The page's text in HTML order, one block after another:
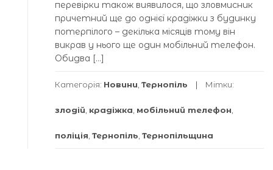
перевірки також виявилося, що зловмисник
причетний ще до однієї крадіжки з будинку
потерпілого – декілька місяців тому він
викрав у нього ще один мобільний телефон.
Обидва […]
Категорія: Новини Тернопіль Мітки:
злодій крадіжка мобільний телефон
поліція Тернопіль Тернопільщина